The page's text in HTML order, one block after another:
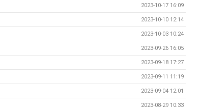
2023-10-17 16:09
2023-10-10 12:14
2023-10-03 10:24
2023-09-26 16:05
2023-09-18 17:27
2023-09-11 11:19
2023-09-04 12:01
2023-08-29 10:33